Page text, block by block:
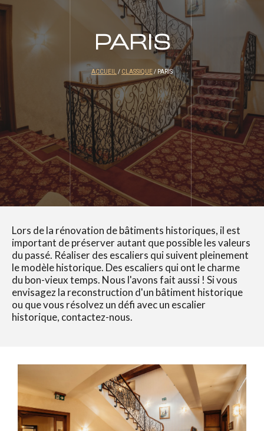
PARIS
ACCUEIL/ CLASSIQUE/ PARIS
Lors de la rénovation de bâtiments historiques, il est
important de préserver autant que possible les valeurs
du passé. Réaliser des escaliers qui suivent pleinement
le modèle historique. Des escaliers qui ont le charme
du bon-vieux temps. Nous l'avons fait aussi ! Si vous
envisagez la reconstruction d'un bâtiment historique
ou que vous résolvez un défi avec un escalier
historique, contactez-nous.